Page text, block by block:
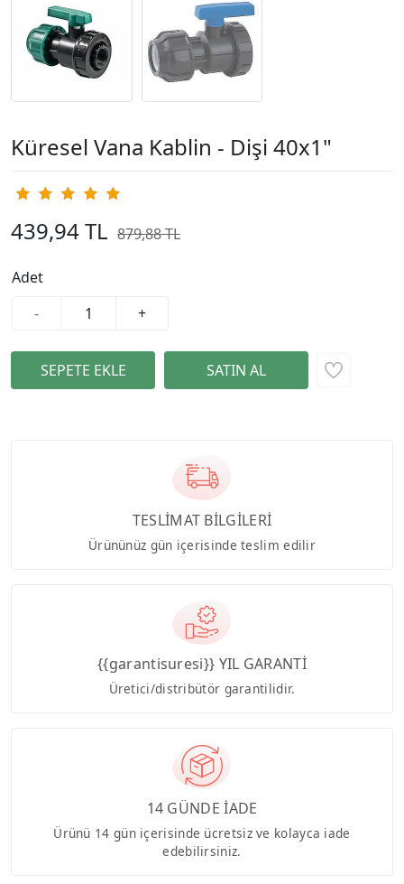
Küresel Vana Kablin - Dişi 40x1"
439,94 TL 879,88 TL
Adet
-
+
TESLİMAT BİLGİLERİ
Ürününüz gün içerisinde teslim edilir
{{garantisuresi}} YIL GARANTİ
Üretici/distribütör garantilidir.
14 GÜNDE İADE
Ürünü 14 gün içerisinde ücretsiz ve kolayca iade
edebilirsiniz.